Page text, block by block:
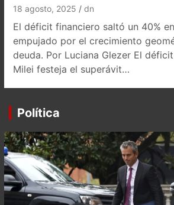
18 agosto, 2025 dn
El déficit financiero saltó un 40%
empujado por el crecimiento
deuda. Por Luciana Glezer El
Milei festeja el superávit…
Política